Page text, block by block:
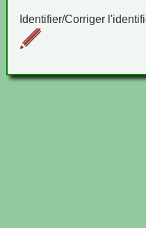
Identifier/Corriger